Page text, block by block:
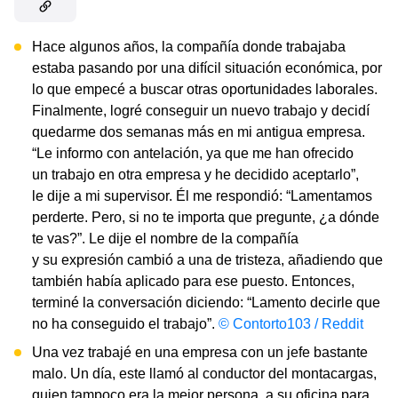
Hace algunos años, la compañía donde trabajaba
estaba pasando por una difícil situación económica, por
lo que empecé a buscar otras oportunidades laborales.
Finalmente, logré conseguir un nuevo trabajo y decidí
quedarme dos semanas más en mi antigua empresa.
“Le informo con antelación, ya que me han ofrecido
un trabajo en otra empresa y he decidido aceptarlo”,
le dije a mi supervisor. Él me respondió: “Lamentamos
perderte. Pero, si no te importa que pregunte, ¿a dónde
te vas?”. Le dije el nombre de la compañía
y su expresión cambió a una de tristeza, añadiendo que
también había aplicado para ese puesto. Entonces,
terminé la conversación diciendo: “Lamento decirle que
no ha conseguido el trabajo”. © Contorto103 / Reddit
Una vez trabajé en una empresa con un jefe bastante
malo. Un día, este llamó al conductor del montacargas,
quien tampoco era la mejor persona, a su oficina para